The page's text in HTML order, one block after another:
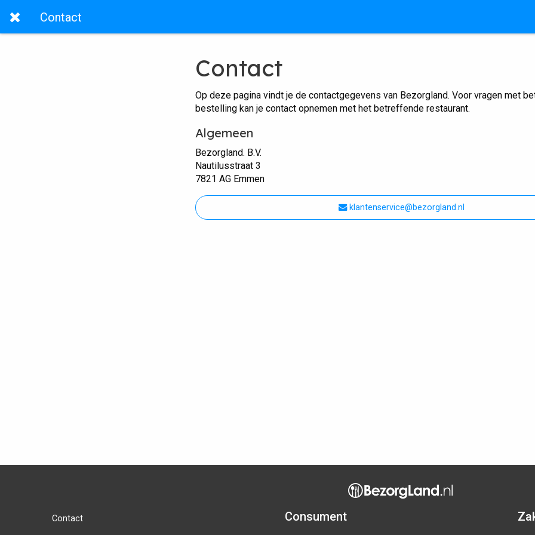
Contact
Contact
Op deze pagina vindt je de contactgegevens van Bezorgland. Voor vragen met
bestelling kan je contact opnemen met het betreffende restaurant.
Algemeen
Bezorgland. B.V.
Nautilusstraat 3
7821 AG Emmen
klantenservice@bezorgland.nl
Contact Consument